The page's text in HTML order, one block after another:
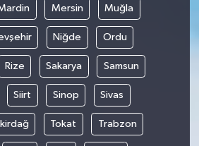
Mersin Muğla
Niğde Ordu
Rize Sakarya Samsun
Siirt Sinop Sivas
Tokat Trabzon